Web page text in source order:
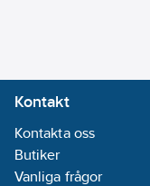
Kontakt
Kontakta oss
Butiker
Vanliga frågor